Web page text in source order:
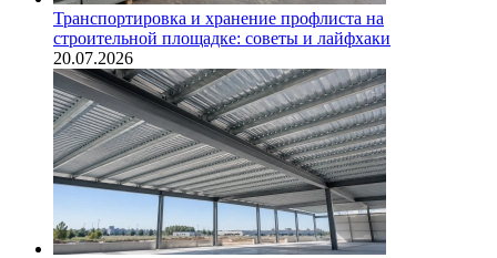
Транспортировка и хранение профлиста на
строительной площадке: советы и лайфхаки
20.07.2026